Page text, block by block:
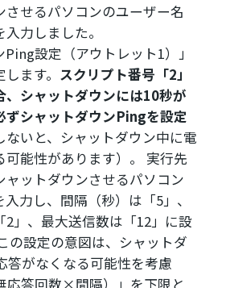
させるパソコンのユーザー名
力しました。
設定（アウトレット1）」
ます。 スクリプト番号「2」
、シャットダウンには10秒が
ずシャットダウンPingを設定
ないと、シャットダウン中に電
可能性があります）。 実行先
ャットダウンさせるパソコン
力し、間隔（秒）は「5」、
2」、最大送信数は「12」に設
の設定の意図は、シャットダ
答がなくなる可能性を考慮